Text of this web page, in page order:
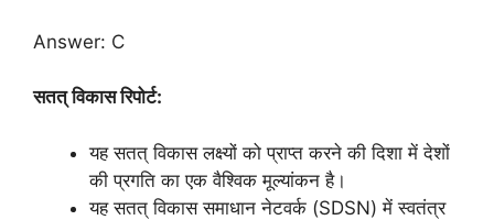
Answer: C
सतत्विकासरिपोर्ट:
यह सतत् विकास लक्ष्यों को प्राप्त करने की दिशा में देशों
की प्रगति का एक वैश्विक मूल्यांकन है।
यह सतत् विकास समाधान नेटवर्क (SDSN) में स्वतंत्र